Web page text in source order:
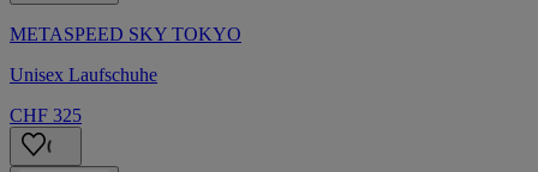
METASPEED SKY TOKYO
Unisex Laufschuhe
CHF 325